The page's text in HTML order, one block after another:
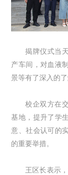
揭牌仪式当
产车间，对血液
景等有了深入的了
校企双方在
基地，提升了学
意、社会认可的
的重要举措。
王区长表示